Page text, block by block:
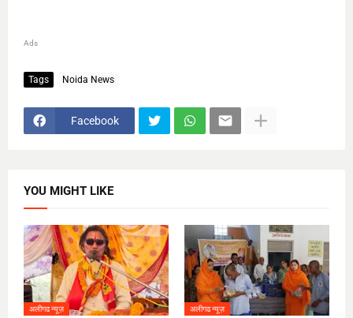
Ads
Tags Noida News
Facebook
YOU MIGHT LIKE
अलीगढ न्यूज़ अलीगढ न्यूज़